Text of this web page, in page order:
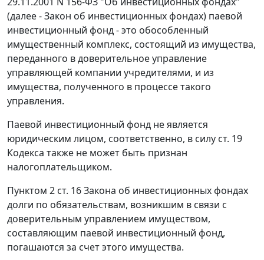
(далее - Закон об инвестиционных фондах) паевой
инвестиционный фонд - это обособленный
имущественный комплекс, состоящий из имущества,
переданного в доверительное управление
управляющей компании учредителями, и из
имущества, полученного в процессе такого
управления.
Паевой инвестиционный фонд не является
юридическим лицом, соответственно, в силу ст. 19
Кодекса также не может быть признан
налогоплательщиком.
Пунктом 2 ст. 16Закона об инвестиционных фондах
долги по обязательствам, возникшим в связи с
доверительным управлением имуществом,
составляющим паевой инвестиционный фонд,
погашаются за счет этого имущества.